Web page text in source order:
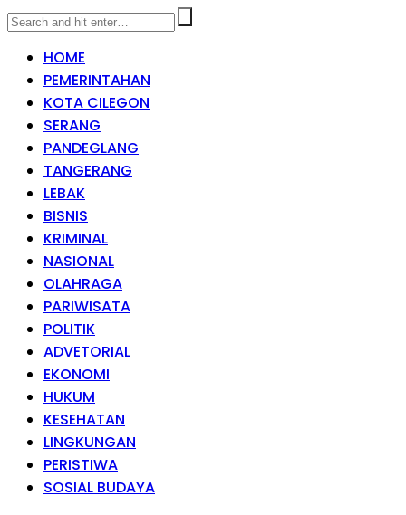
HOME
PEMERINTAHAN
KOTA CILEGON
SERANG
PANDEGLANG
TANGERANG
LEBAK
BISNIS
KRIMINAL
NASIONAL
OLAHRAGA
PARIWISATA
POLITIK
ADVETORIAL
EKONOMI
HUKUM
KESEHATAN
LINGKUNGAN
PERISTIWA
SOSIAL BUDAYA